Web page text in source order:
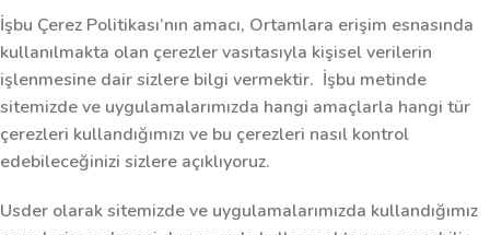
İşbu Çerez Politikası’nın amacı, Ortamlara erişim esnasında
kullanılmakta olan çerezler vasıtasıyla kişisel verilerin
işlenmesine dair sizlere bilgi vermektir. İşbu metinde
sitemizde ve uygulamalarımızda hangi amaçlarla hangi tür
çerezleri kullandığımızı ve bu çerezleri nasıl kontrol
edebileceğinizi sizlere açıklıyoruz.
Usder olarak sitemizde ve uygulamalarımızda kullandığımız